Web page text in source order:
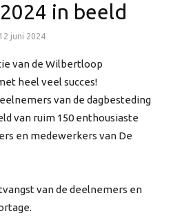
in beeld
12 juni 2024
van de Wilbertloop
heel veel succes!
van de dagbesteding
van ruim 150 enthousiaste
en medewerkers van De
van de deelnemers en